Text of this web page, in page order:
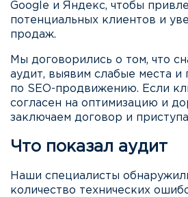
Google и Яндекс, чтобы
потенциальных клиентов и
продаж.
Мы договорились о том, что
аудит, выявим слабые места и
по SEO-продвижению. Если
согласен на оптимизацию и
заключаем договор и
Что показал аудит
Наши специалисты
количество технических